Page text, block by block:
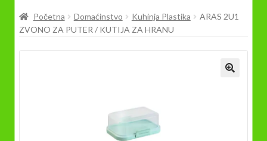
Prodavnica
Početna Domaćinstvo Kuhinja Plastika
ARAS 2U1
ZVONO ZA PUTER / KUTIJA ZA HRANU